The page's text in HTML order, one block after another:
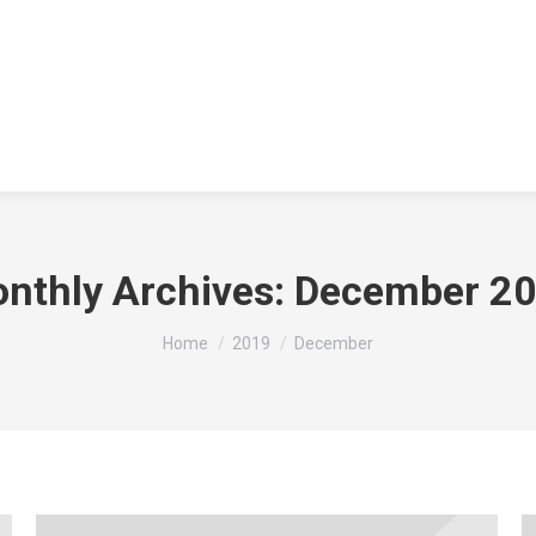
Archives: December
You are here:
Home 2019 December